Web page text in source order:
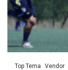
Top Tema Vendor